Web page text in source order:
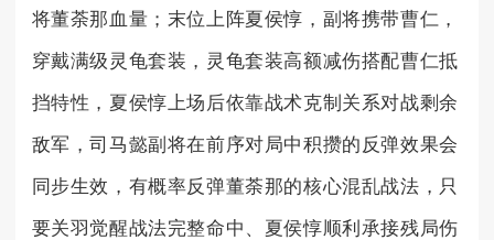
将董荼那血量；末位上阵夏侯惇，副将携带曹仁，
穿戴满级灵龟套装，灵龟套装高额减伤搭配曹仁抵
挡特性，夏侯惇上场后依靠战术克制关系对战剩余
敌军，司马懿副将在前序对局中积攒的反弹效果会
同步生效，有概率反弹董荼那的核心混乱战法，只
要关羽觉醒战法完整命中、夏侯惇顺利承接残局伤